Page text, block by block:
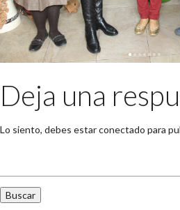
Deja una
Lo siento, debes estarconectado para